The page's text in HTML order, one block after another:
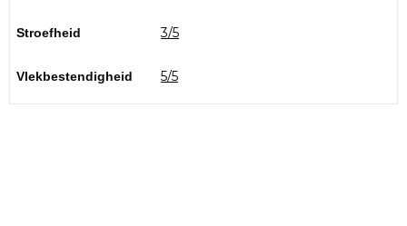
Stroefheid 3/5
Vlekbestendigheid 5/5